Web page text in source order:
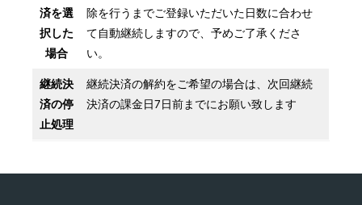
済を選
択した
場合
除を行うまでご登録いただいた日数に合わせ
て自動継続しますので、予めご了承くださ
い。
継続決
済の停
止処理
継続決済の解約をご希望の場合は、次回継続
決済の課金日7日前までにお願い致します